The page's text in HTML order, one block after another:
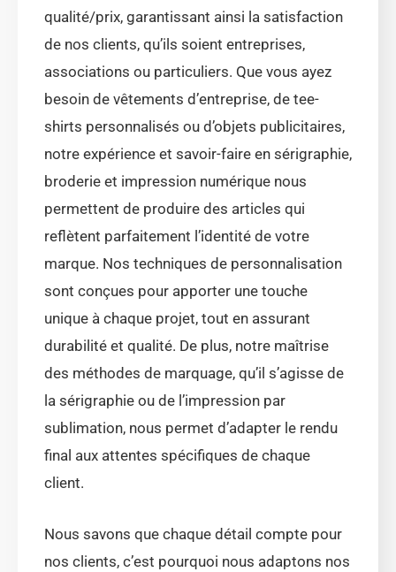
qualité/prix, garantissant ainsi la satisfaction
de nos clients, qu’ils soient entreprises,
associations ou particuliers. Que vous ayez
besoin de vêtements d’entreprise, de tee-
shirts personnalisés ou d’objets publicitaires,
notre expérience et savoir-faire en sérigraphie,
broderie et impression numérique nous
permettent de produire des articles qui
reflètent parfaitement l’identité de votre
marque. Nos techniques de personnalisation
sont conçues pour apporter une touche
unique à chaque projet, tout en assurant
durabilité et qualité. De plus, notre maîtrise
des méthodes de marquage, qu’il s’agisse de
la sérigraphie ou de l’impression par
sublimation, nous permet d’adapter le rendu
final aux attentes spécifiques de chaque
client.
Nous savons que chaque détail compte pour
nos clients, c’est pourquoi nous adaptons nos